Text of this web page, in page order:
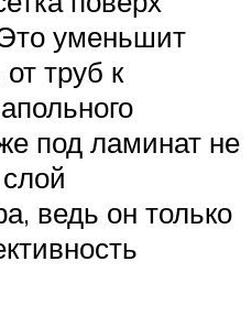
уменьшит
труб к
под ламинат не
ведь он только